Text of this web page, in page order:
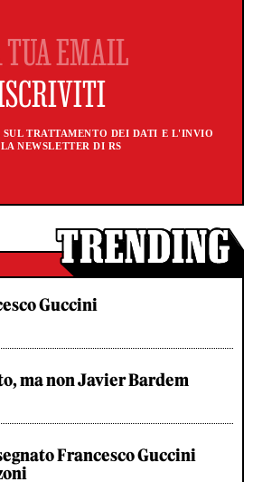
TRATTAMENTO DEI DATI E L'INVIO
NEWSLETTER DI RS
Guccini
ma non Javier Bardem
Francesco Guccini